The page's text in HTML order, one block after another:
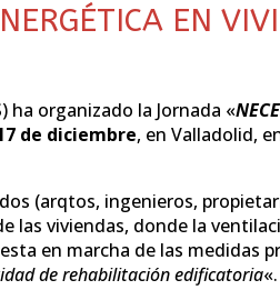
EN
ha organizado la Jornada «
de diciembre, en Valladolid,
(arqtos, ingenieros,
las viviendas, donde la
en marcha de las medidas
de rehabilitación edificatoria«.